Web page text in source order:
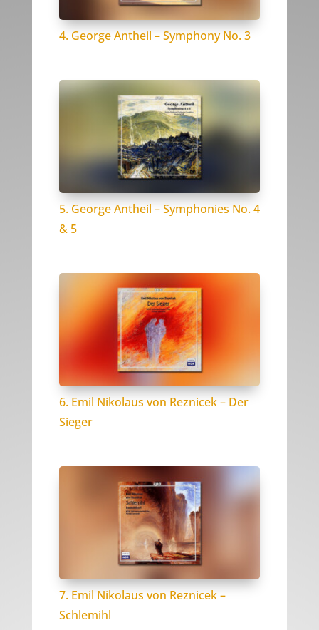
4. George Antheil – Symphony No. 3
5. George Antheil – Symphonies No. 4
& 5
6. Emil Nikolaus von Reznicek – Der
Sieger
7. Emil Nikolaus von Reznicek –
Schlemihl